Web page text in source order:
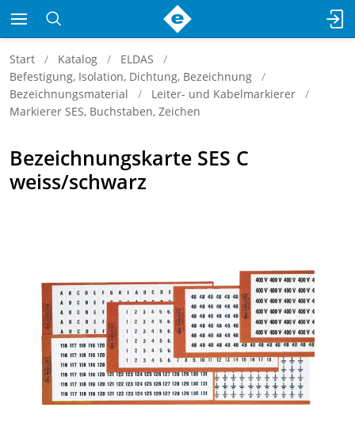
Start Katalog
ELDAS
Befestigung, Isolation, Dichtung, Bezeichnung
Bezeichnungsmaterial
Leiter- und Kabelmarkierer
Markierer SES, Buchstaben, Zeichen
Bezeichnungskarte SES C
weiss/schwarz